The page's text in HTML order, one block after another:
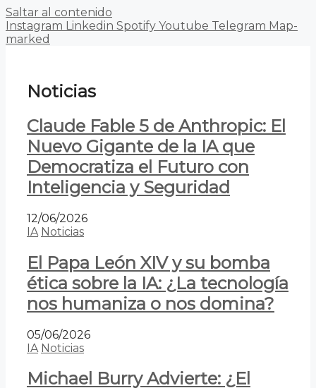
Saltar al contenido
Instagram Linkedin Spotify Youtube Telegram Map-
marked
Noticias
Claude Fable 5 de Anthropic: El
Nuevo Gigante de la IA que
Democratiza el Futuro con
Inteligencia y Seguridad
12/06/2026
IA Noticias
El Papa León XIV y su bomba
ética sobre la IA: ¿La tecnología
nos humaniza o nos domina?
05/06/2026
IA Noticias
Michael Burry Advierte: ¿El